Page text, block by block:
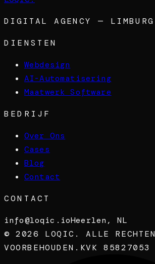
DIGITAL AGENCY — LIMBURG
DIENSTEN
Webdesign
AI-Automatisering
Maatwerk Software
BEDRIJF
Over Ons
Cases
Blog
Contact
CONTACT
info@loqic.ioHeerlen, NL
©2026
LOQIC. ALLE RECHTEN
VOORBEHOUDEN. KVK 85827053